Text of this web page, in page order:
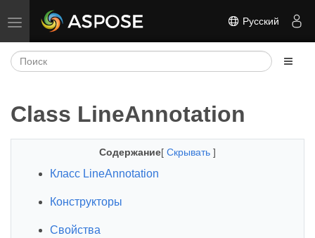
Переключить навигацию Русский
Class LineAnnotation
Содержание[ Скрывать ]
Класс LineAnnotation
Конструкторы
Свойства